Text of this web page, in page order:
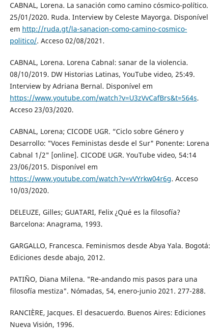
CABNAL, Lorena. La sanación como camino cósmico-político.
25/01/2020. Ruda. Interview by Celeste Mayorga. Disponível
em http://ruda.gt/la-sanacion-como-camino-cosmico-
politico/. Acceso 02/08/2021.
CABNAL, Lorena. Lorena Cabnal: sanar de la violencia.
08/10/2019. DW Historias Latinas, YouTube video, 25:49.
Interview by Adriana Bernal. Disponível em
https://www.youtube.com/watch?v=U3zVvCafBrs&t=564s.
Acceso 23/03/2020.
CABNAL, Lorena; CICODE UGR. “Ciclo sobre Género y
Desarrollo: "Voces Feministas desde el Sur" Ponente: Lorena
Cabnal 1/2" [online]. CICODE UGR. YouTube video, 54:14
23/06/2015. Disponível em
https://www.youtube.com/watch?v=vVYrkw04r6g. Acceso
10/03/2020.
DELEUZE, Gilles; GUATARI, Felix ¿Qué es la filosofía?
Barcelona: Anagrama, 1993.
GARGALLO, Francesca. Feminismos desde Abya Yala. Bogotá:
Ediciones desde abajo, 2012.
PATIÑO, Diana Milena. "Re-andando mis pasos para una
filosofía mestiza". Nómadas, 54, enero-junio 2021. 277-288.
RANCIÈRE, Jacques. El desacuerdo. Buenos Aires: Ediciones
Nueva Visión, 1996.